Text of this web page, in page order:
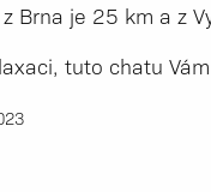
Brna je 25 km a z
tuto chatu